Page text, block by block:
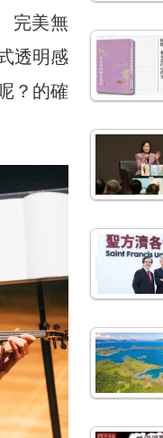
完美無
透明感
？的確